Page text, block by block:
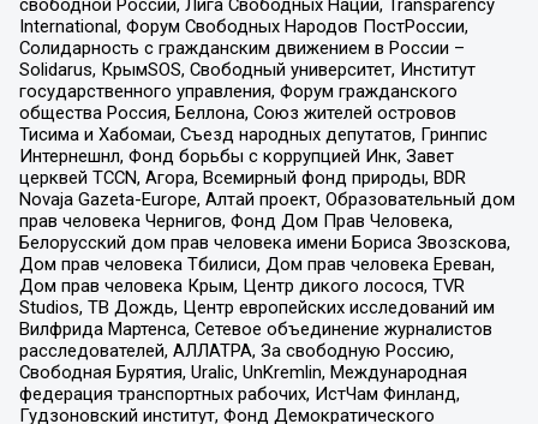
свободной России, Лига Свободных Наций, Transparеncy
International, Форум Свободных Народов ПостРоссии,
Солидарность с гражданским движением в России –
Solidarus, КрымSOS, Свободный университет, Институт
государственного управления, Форум гражданского
общества Россия, Беллона, Союз жителей островов
Тисима и Хабомаи, Съезд народных депутатов, Гринпис
Интернешнл, Фонд борьбы с коррупцией Инк, Завет
церквей TCCN, Агора, Всемирный фонд природы, BDR
Novaja Gazeta-Europe, Алтай проект, Образовательный дом
прав человека Чернигов, Фонд Дом Прав Человека,
Белорусский дом прав человека имени Бориса Звозскова,
Дом прав человека Тбилиси, Дом прав человека Ереван,
Дом прав человека Крым, Центр дикого лосося, TVR
Studios, ТВ Дождь, Центр европейских исследований им
Вилфрида Мартенса, Сетевое объединение журналистов
расследователей, АЛЛАТРА, За свободную Россию,
Свободная Бурятия, Uralic, UnKremlin, Международная
федерация транспортных рабочих, ИстЧам Финланд,
Гудзоновский институт, Фонд Демократического